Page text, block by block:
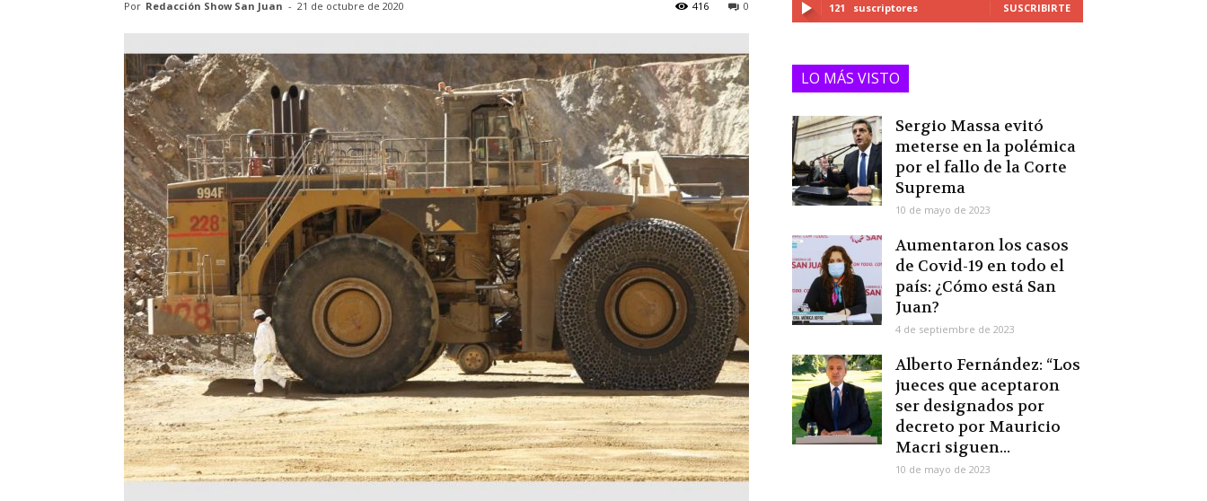
Por Redacción Show San Juan - 21 de octubre de 2020 0
416 121 suscriptores SUSCRIBIRTE
LO MÁS VISTO
Sergio Massa evitó
meterse en la polémica
por el fallo de la Corte
Suprema
10 de mayo de 2023
Aumentaron los casos
de Covid-19 en todo el
país: ¿Cómo está San
Juan?
4 de septiembre de 2023
Alberto Fernández: “Los
jueces que aceptaron
ser designados por
decreto por Mauricio
Macri siguen...
10 de mayo de 2023